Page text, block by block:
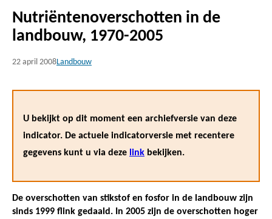
Kruimelpad
Nutriëntenoverschotten in de
landbouw, 1970-2005
22 april 2008Landbouw
U bekijkt op dit moment een archiefversie van deze
indicator. De actuele indicatorversie met recentere
gegevens kunt u via deze link bekijken.
De overschotten van stikstof en fosfor in de landbouw zijn
sinds 1999 flink gedaald. In 2005 zijn de overschotten hoger